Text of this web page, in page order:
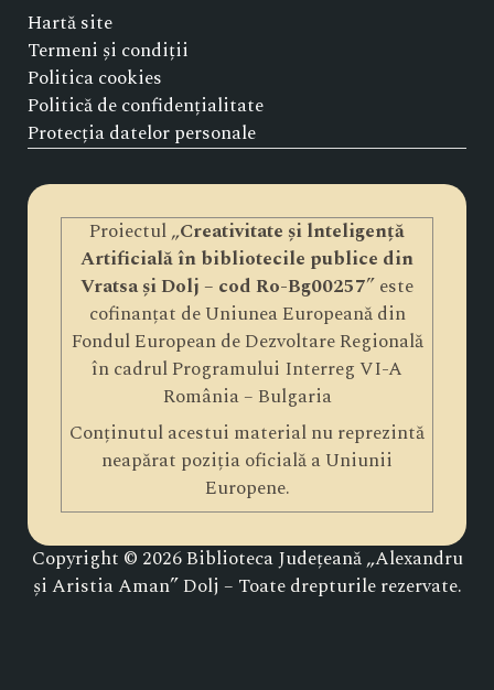
Hartă site
Termeni și condiții
Politica cookies
Politică de confidențialitate
Protecția datelor personale
Proiectul „Creativitate și lnteligență
Artificială în bibliotecile publice din
Vratsa și Dolj – cod Ro-Bg00257” este
cofinanțat de Uniunea Europeană din
Fondul European de Dezvoltare Regională
în cadrul Programului Interreg VI-A
România – Bulgaria
Conținutul acestui material nu reprezintă
neapărat poziția oficială a Uniunii
Europene.
Copyright © 2026 Biblioteca Județeană „Alexandru
și Aristia Aman” Dolj – Toate drepturile rezervate.